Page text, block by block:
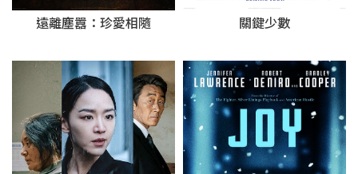
遠離塵囂：珍愛相隨 關鍵少數